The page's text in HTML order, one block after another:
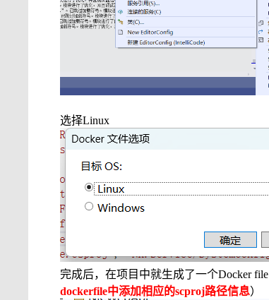
选择Linux
完成后，在项目中就生成了一个Docker file
dockerfile中添加相应的scproj路径信息）